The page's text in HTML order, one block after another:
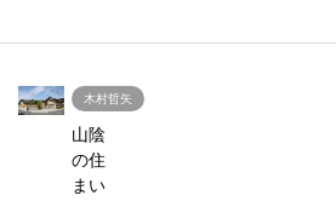
木村哲矢
山陰
の住
まい